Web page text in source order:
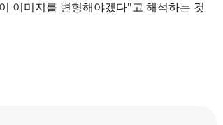
이미지를 변형해야겠다"고 해석하는 것